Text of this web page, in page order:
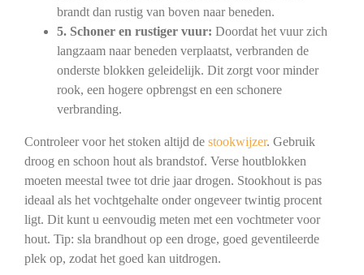
brandt dan rustig van boven naar beneden.
5. Schoner en rustiger vuur: Doordat het vuur zich
langzaam naar beneden verplaatst, verbranden de
onderste blokken geleidelijk. Dit zorgt voor minder
rook, een hogere opbrengst en een schonere
verbranding.
Controleer voor het stoken altijd de stookwijzer. Gebruik
droog en schoon hout als brandstof. Verse houtblokken
moeten meestal twee tot drie jaar drogen. Stookhout is pas
ideaal als het vochtgehalte onder ongeveer twintig procent
ligt. Dit kunt u eenvoudig meten met een vochtmeter voor
hout. Tip: sla brandhout op een droge, goed geventileerde
plek op, zodat het goed kan uitdrogen.